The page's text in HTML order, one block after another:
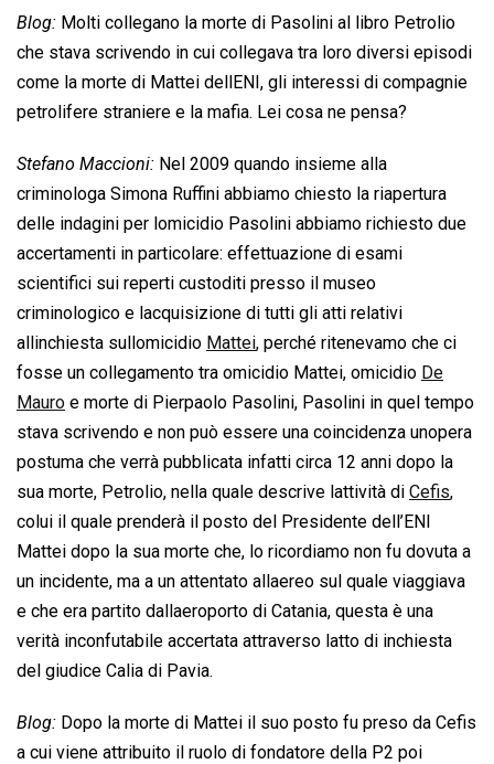
Blog: Molti collegano la morte di Pasolini al libro Petrolio
che stava scrivendo in cui collegava tra loro diversi episodi
come la morte di Mattei dellENI, gli interessi di compagnie
petrolifere straniere e la mafia. Lei cosa ne pensa?
Stefano Maccioni: Nel 2009 quando insieme alla
criminologa Simona Ruffini abbiamo chiesto la riapertura
delle indagini per lomicidio Pasolini abbiamo richiesto due
accertamenti in particolare: effettuazione di esami
scientifici sui reperti custoditi presso il museo
criminologico e lacquisizione di tutti gli atti relativi
allinchiesta sullomicidio Mattei, perché ritenevamo che ci
fosse un collegamento tra omicidio Mattei, omicidio De
Mauro e morte di Pierpaolo Pasolini, Pasolini in quel tempo
stava scrivendo e non può essere una coincidenza unopera
postuma che verrà pubblicata infatti circa 12 anni dopo la
sua morte, Petrolio, nella quale descrive lattività di Cefis,
colui il quale prenderà il posto del Presidente dell’ENI
Mattei dopo la sua morte che, lo ricordiamo non fu dovuta a
un incidente, ma a un attentato allaereo sul quale viaggiava
e che era partito dallaeroporto di Catania, questa è una
verità inconfutabile accertata attraverso latto di inchiesta
del giudice Calia di Pavia.
Blog: Dopo la morte di Mattei il suo posto fu preso da Cefis
a cui viene attribuito il ruolo di fondatore della P2 poi